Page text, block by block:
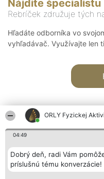
ORLY Fyzickej
04:49
Dobrý deň, radi Vám
príslušnú tému konverzácie!
Nájdite špecialistu
Rebríček združuje tých
Hľadáte odborníka vo
vyhľadávač. Využívajte len
Organizátor hodnotenia
Bright Side Solutions sp. z o.
o. sp. k.